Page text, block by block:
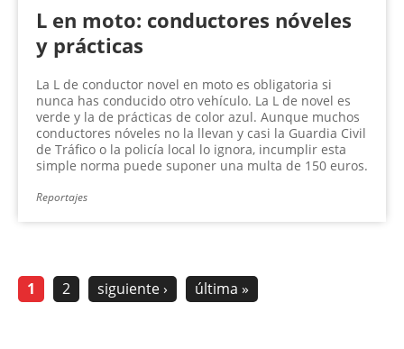
L en moto: conductores nóveles
y prácticas
La L de conductor novel en moto es obligatoria si
nunca has conducido otro vehículo. La L de novel es
verde y la de prácticas de color azul. Aunque muchos
conductores nóveles no la llevan y casi la Guardia Civil
de Tráfico o la policía local lo ignora, incumplir esta
simple norma puede suponer una multa de 150 euros.
Reportajes
1 2 siguiente › última »